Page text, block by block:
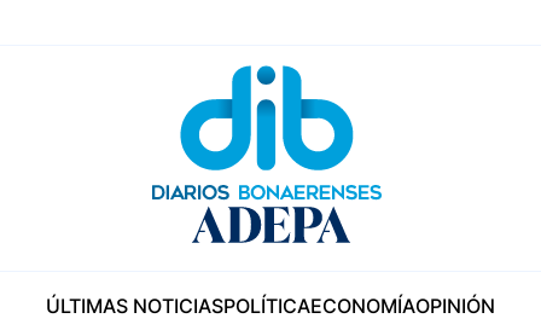
ÚLTIMAS NOTICIASPOLÍTICAECONOMÍAOPINIÓN